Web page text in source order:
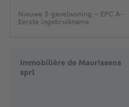
Nieuwe 3-gevelwoning – EPC A-
Eerste ingebruikname
Immobilière de Maurissens
sprl